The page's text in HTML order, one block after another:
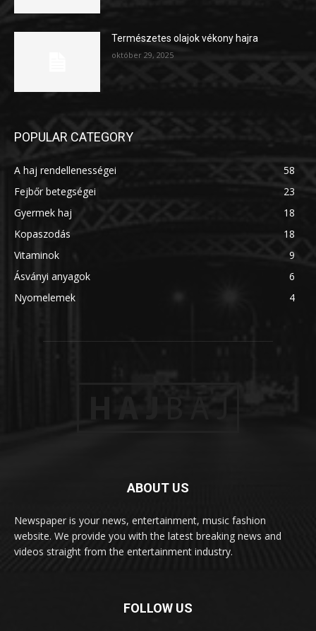
Természetes olajok vékony hajra
október 29, 2025
POPULAR CATEGORY
A haj rendellenességei
58
Fejbőr betegségei
23
Gyermek haj
18
Kopaszodás
18
Vitaminok
9
Ásványi anyagok
6
Nyomelemek
4
ABOUT US
Newspaper is your news, entertainment, music fashion
website. We provide you with the latest breaking news and
videos straight from the entertainment industry.
FOLLOW US